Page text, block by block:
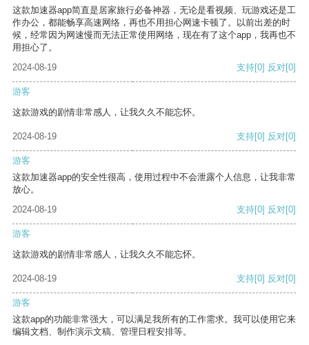
这款加速器app简直是居家旅行必备神器，无论是看视频、玩游戏还是工
作办公，都能畅享高速网络，再也不用担心网速卡顿了。以前出差的时
候，经常因为网速慢而无法正常使用网络，现在有了这个app，我再也不
用担心了。
2024-08-19
支持[0] 反对[0]
游客
这款游戏的剧情非常感人，让我久久不能忘怀。
2024-08-19 支持[0] 反对[0]
游客
这款加速器app的安全性很高，使用过程中不会泄露个人信息，让我非常
放心。
2024-08-19
支持[0] 反对[0]
游客
这款游戏的剧情非常感人，让我久久不能忘怀。
2024-08-19 支持[0] 反对[0]
游客
这款app的功能非常强大，可以满足我所有的工作需求。我可以使用它来
编辑文档、制作演示文稿、管理日程安排等。